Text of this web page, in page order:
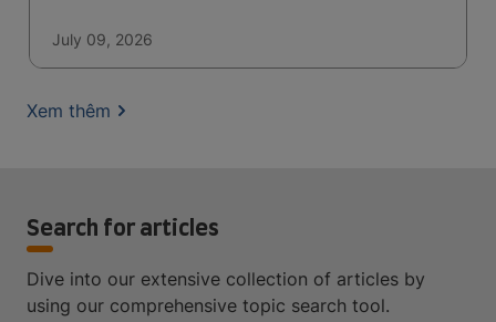
July 09, 2026
Xem thêm
Search for articles
Dive into our extensive collection of articles by
using our comprehensive topic search tool.